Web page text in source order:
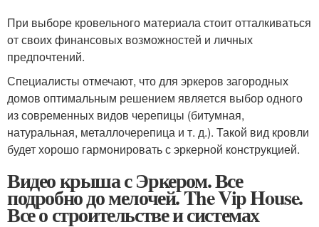
При выборе кровельного материала стоит отталкиваться
от своих финансовых возможностей и личных
предпочтений.
Специалисты отмечают, что для эркеров загородных
домов оптимальным решением является выбор одного
из современных видов черепицы (битумная,
натуральная, металлочерепица и т. д.). Такой вид кровли
будет хорошо гармонировать с эркерной конструкцией.
Видео крыша с Эркером. Все
подробно до мелочей. The Vip House.
Все о строительстве и системах